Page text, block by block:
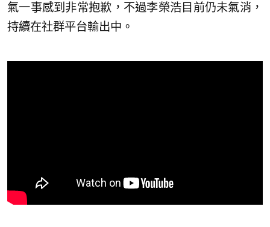
氣一事感到非常抱歉，不過李榮浩目前仍未氣消，
持續在社群平台輸出中。